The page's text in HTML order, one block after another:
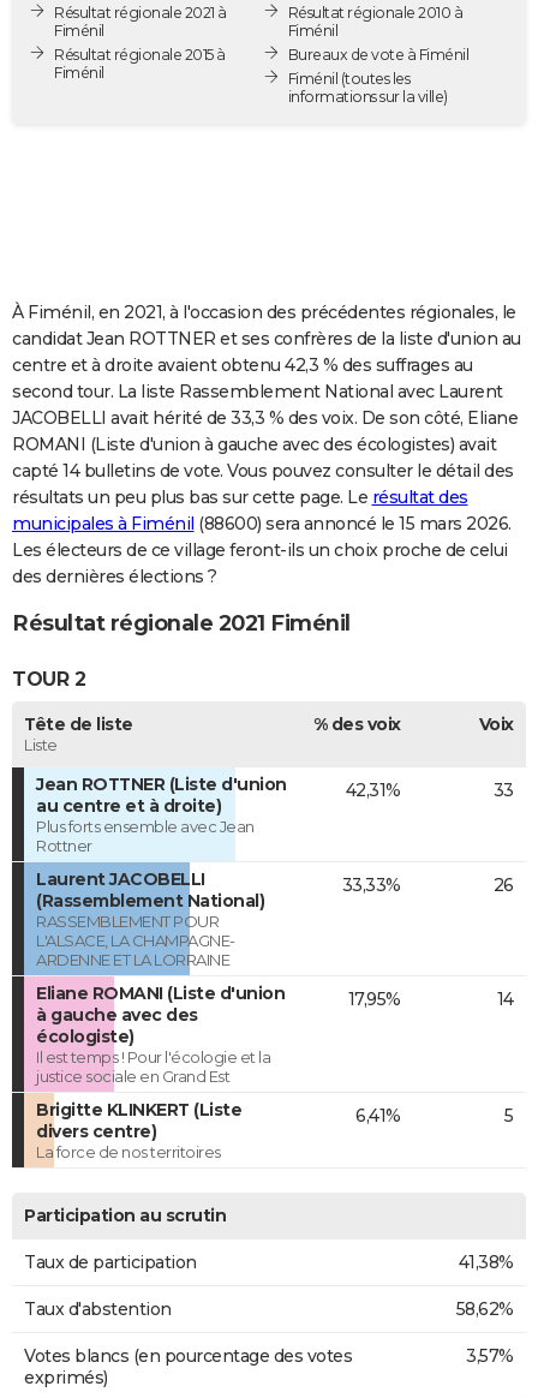
Destinations
City break
Voyage nature
Voyage de noces
Forum
PHOTO
GUIDES D'ACHAT
COPAINS D'AVANT
S'inscrire
Se connecter
Lycées
Collèges
Primaires
Universités
Entreprises
Service militaire
Avis de recherche
AVIS DE DÉCÈS
FORUM
Bricolage
Lifestyle
Culture
Sport
Auto
Television
Voyage
Cinema
Résultat régionale 2021 à
Fiménil
Résultat régionale 2015 à
Fiménil
Résultat régionale 2010 à
Fiménil
Bureaux de vote à Fiménil
Fiménil (toutes les
informations sur la ville)
À Fiménil, en 2021, à l'occasion des précédentes régionales, le
candidat Jean ROTTNER et ses confrères de la liste d'union au
centre et à droite avaient obtenu 42,3 % des suffrages au
second tour. La liste Rassemblement National avec Laurent
JACOBELLI avait hérité de 33,3 % des voix. De son côté, Eliane
ROMANI (Liste d'union à gauche avec des écologistes) avait
capté 14 bulletins de vote. Vous pouvez consulter le détail des
résultats un peu plus bas sur cette page. Le résultat des
municipales à Fiménil (88600) sera annoncé le 15 mars 2026.
Les électeurs de ce village feront-ils un choix proche de celui
des dernières élections ?
Résultat régionale 2021 Fiménil
TOUR 2
Tête de liste
Liste
% des voix Voix
Jean ROTTNER (Liste d'union
au centre et à droite)
Plus forts ensemble avec Jean
Rottner
42,31% 33
Laurent JACOBELLI
(Rassemblement National)
RASSEMBLEMENT POUR
L'ALSACE, LA CHAMPAGNE-
ARDENNE ET LA LORRAINE
33,33% 26
Eliane ROMANI (Liste d'union
à gauche avec des
écologiste)
Il est temps ! Pour l'écologie et la
justice sociale en Grand Est
17,95% 14
Brigitte KLINKERT (Liste
divers centre)
La force de nos territoires
6,41% 5
Participation au scrutin
Taux de participation 41,38%
Taux d'abstention 58,62%
Votes blancs (en pourcentage des votes
exprimés)
3,57%